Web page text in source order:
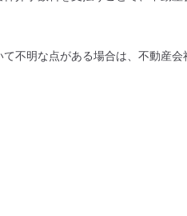
不明な点がある場合は、不動産会